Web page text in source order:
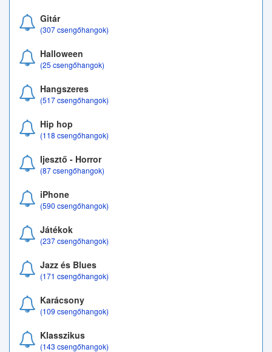
Gitár
(307 csengőhangok)
Halloween
(25 csengőhangok)
Hangszeres
(517 csengőhangok)
Hip hop
(118 csengőhangok)
Ijesztő - Horror
(87 csengőhangok)
iPhone
(590 csengőhangok)
Játékok
(237 csengőhangok)
Jazz és Blues
(171 csengőhangok)
Karácsony
(109 csengőhangok)
Klasszikus
(143 csengőhangok)